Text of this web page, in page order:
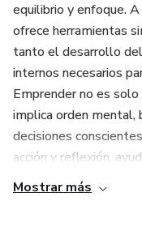
equilibrio y enfoque.
ofrece herramientas
tanto el desarrollo
internos necesarios
Emprender no es
implica orden mental,
decisiones
acción y reflexión,
Mostrar más